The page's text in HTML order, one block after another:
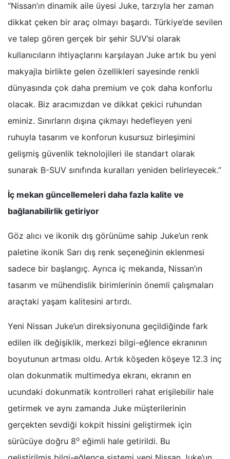
“Nissan’ın dinamik aile üyesi Juke, tarzıyla her zaman
dikkat çeken bir araç olmayı başardı. Türkiye’de sevilen
ve talep gören gerçek bir şehir SUV’si olarak
kullanıcıların ihtiyaçlarını karşılayan Juke artık bu yeni
makyajla birlikte gelen özellikleri sayesinde renkli
dünyasında çok daha premium ve çok daha konforlu
olacak. Biz aracımızdan ve dikkat çekici ruhundan
eminiz. Sınırların dışına çıkmayı hedefleyen yeni
ruhuyla tasarım ve konforun kusursuz birleşimini
gelişmiş güvenlik teknolojileri ile standart olarak
sunarak B-SUV sınıfında kuralları yeniden belirleyecek.”
İç mekan güncellemeleri daha fazla kalite ve
bağlanabilirlik getiriyor
Göz alıcı ve ikonik dış görünüme sahip Juke’un renk
paletine ikonik Sarı dış renk seçeneğinin eklenmesi
sadece bir başlangıç. Ayrıca iç mekanda, Nissan’ın
tasarım ve mühendislik birimlerinin önemli çalışmaları
araçtaki yaşam kalitesini artırdı.
Yeni Nissan Juke’un direksiyonuna geçildiğinde fark
edilen ilk değişiklik, merkezi bilgi-eğlence ekranının
boyutunun artması oldu. Artık köşeden köşeye 12.3 inç
olan dokunmatik multimedya ekranı, ekranın en
ucundaki dokunmatik kontrolleri rahat erişilebilir hale
getirmek ve aynı zamanda Juke müşterilerinin
gerçekten sevdiği kokpit hissini geliştirmek için
sürücüye doğru 8o eğimli hale getirildi. Bu